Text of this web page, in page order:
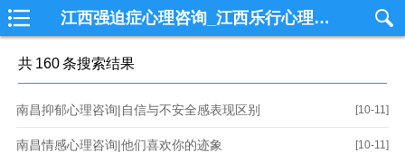
江西强迫症心理咨询_江西乐行心理咨询中心_南昌心理咨询_国内一线从事个案心理咨询专业机构
共 160条搜索结果
[10-11]
南昌抑郁心理咨询|自信与不安全感表现区别
[10-11]
南昌情感心理咨询|他们喜欢你的迹象